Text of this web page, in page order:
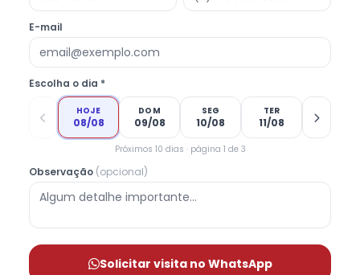
E-mail
Escolha o dia *
HOJE
08/08
DOM
09/08
SEG
10/08
TER
11/08
Próximos 10 dias · página 1 de 3
Observação (opcional)
Solicitar visita no WhatsApp